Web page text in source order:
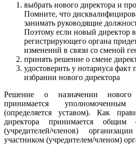
выбрать нового директора и
Помните, что
занимать руководящие
Поэтому если новый директор
регистрирующего органа
изменений в связи со сменой
принять решение о смене
удостоверить у нотариуса
избрании нового директора
Решение о назначении нового
принимается
(определяется уставом). Как
директора принимается общим
(учредителей/членов)
участником (учредителем/членом)